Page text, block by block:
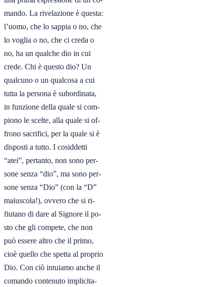
mando. La rivelazione è questa:
l’uomo, che lo sappia o no, che
lo voglia o no, che ci creda o
no, ha un qualche dio in cui
crede. Chi è questo dio? Un
qualcuno o un qualcosa a cui
tutta la persona è subordinata,
in funzione della quale si com-
piono le scelte, alla quale si of-
frono sacrifici, per la quale si è
disposti a tutto. I cosiddetti
“atei”, pertanto, non sono per-
sone senza “dio”, ma sono per-
sone senza “Dio” (con la “D”
maiuscola!), ovvero che si ri-
fiutano di dare al Signore il po-
sto che gli compete, che non
può essere altro che il primo,
cioè quello che spetta al proprio
Dio. Con ciò intuiamo anche il
comando contenuto implicita-